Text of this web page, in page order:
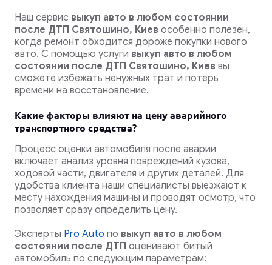
Наш сервис выкуп авто в любом состоянии
после ДТП Святошино, Киев особенно полезен,
когда ремонт обходится дороже покупки нового
авто. С помощью услуги выкуп авто в любом
состоянии после ДТП Святошино, Киев вы
сможете избежать ненужных трат и потерь
времени на восстановление.
Какие факторы влияют на цену аварийного
транспортного средства?
Процесс оценки автомобиля после аварии
включает анализ уровня повреждений кузова,
ходовой части, двигателя и других деталей. Для
удобства клиента наши специалисты выезжают к
месту нахождения машины и проводят осмотр, что
позволяет сразу определить цену.
Эксперты Pro Auto по выкуп авто в любом
состоянии после ДТПоценивают битый
автомобиль по следующим параметрам: